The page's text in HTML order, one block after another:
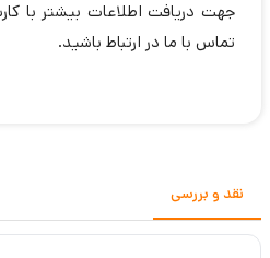
جهت دریافت اطلاعات بیشتر با
تماس با ما در ارتباط باشید.
نقد و بررسی